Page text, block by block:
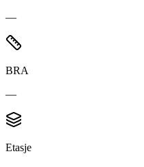
—
BRA
—
Etasje